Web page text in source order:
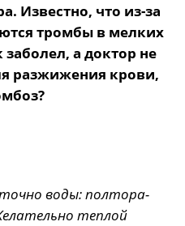
Известно, что из-за
тромбы в мелких
заболел, а доктор не
разжижения крови,
воды: полтора-
теплой